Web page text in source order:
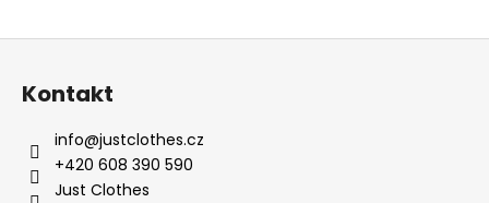
Kontakt
info@justclothes.cz
+420 608 390 590
Just Clothes